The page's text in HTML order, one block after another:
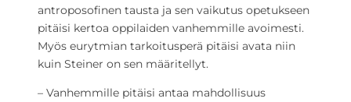
antroposofinen tausta ja sen vaikutus opetukseen
pitäisi kertoa oppilaiden vanhemmille avoimesti.
Myös eurytmian tarkoitusperä pitäisi avata niin
kuin Steiner on sen määritellyt.
– Vanhemmille pitäisi antaa mahdollisuus